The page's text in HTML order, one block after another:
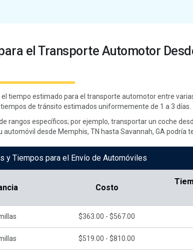
el Transporte Automotor
tiempo estimado para el transporte automotor entre
de tránsito estimados uniformemente de 1 a 3 días.
rangos específicos; por ejemplo, transportar un coche
desde Memphis, TN hasta Savannah, GA podría
y Tiempos para el Envío de Automóviles
Costo
$363.00 - $567.00
$519.00 - $810.00